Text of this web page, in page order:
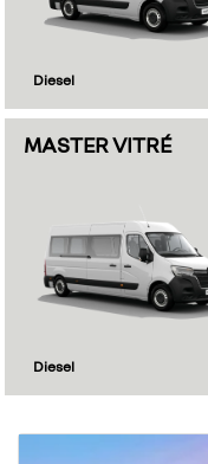
Diesel
MASTER VITRÉ
Diesel